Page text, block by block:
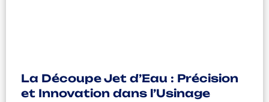
La Découpe Jet d’Eau : Précision
et Innovation dans l’Usinage